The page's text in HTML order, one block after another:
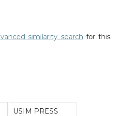
similarity search for this
USIM PRESS